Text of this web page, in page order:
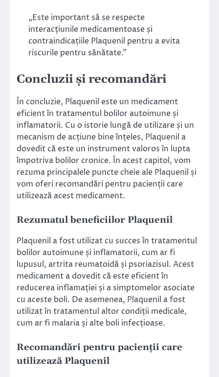
„Este important să se respecte
interacțiunile medicamentoase și
contraindicațiile Plaquenil pentru a evita
riscurile pentru sănătate.”
Concluzii și recomandări
În concluzie, Plaquenil este un medicament
eficient în tratamentul bolilor autoimune și
inflamatorii. Cu o istorie lungă de utilizare și un
mecanism de acțiune bine înțeles, Plaquenil a
dovedit că este un instrument valoros în lupta
împotriva bolilor cronice. În acest capitol, vom
rezuma principalele puncte cheie ale Plaquenil și
vom oferi recomandări pentru pacienții care
utilizează acest medicament.
Rezumatul beneficiilor Plaquenil
Plaquenil a fost utilizat cu succes în tratamentul
bolilor autoimune și inflamatorii, cum ar fi
lupusul, artrita reumatoidă și psoriazisul. Acest
medicament a dovedit că este eficient în
reducerea inflamației și a simptomelor asociate
cu aceste boli. De asemenea, Plaquenil a fost
utilizat în tratamentul altor condiții medicale,
cum ar fi malaria și alte boli infecțioase.
Recomandări pentru pacienții care
utilizează Plaquenil